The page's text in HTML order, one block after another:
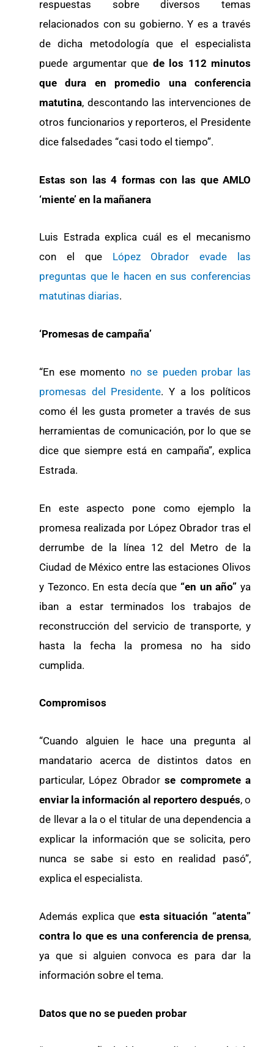
respuestas sobre diversos temas
relacionados con su gobierno. Y es a través
de dicha metodología que el especialista
puede argumentar que de los 112 minutos
que dura en promedio una conferencia
matutina, descontando las intervenciones de
otros funcionarios y reporteros, el Presidente
dice falsedades “casi todo el tiempo”.
Estas son las 4 formas con las que AMLO
‘miente’ en la mañanera
Luis Estrada explica cuál es el mecanismo
con el queLópez Obrador evade las
preguntas que le hacen en sus conferencias
matutinas diarias.
‘Promesas de campaña’
“En ese momento no se pueden probar las
promesas del Presidente. Y a los políticos
como él les gusta prometer a través de sus
herramientas de comunicación, por lo que se
dice que siempre está en campaña”, explica
Estrada.
En este aspecto pone como ejemplo la
promesa realizada por López Obrador tras el
derrumbe de la línea 12 del Metro de la
Ciudad de México entre las estaciones Olivos
y Tezonco. En esta decía que “en un año” ya
iban a estar terminados los trabajos de
reconstrucción del servicio de transporte, y
hasta la fecha la promesa no ha sido
cumplida.
Compromisos
“Cuando alguien le hace una pregunta al
mandatario acerca de distintos datos en
particular, López Obradorse compromete a
enviar la información al reportero después, o
de llevar a la o el titular de una dependencia a
explicar la información que se solicita, pero
nunca se sabe si esto en realidad pasó”,
explica el especialista.
Además explica que esta situación “atenta”
contra lo que es una conferencia de prensa,
ya que si alguien convoca es para dar la
información sobre el tema.
Datos que no se pueden probar